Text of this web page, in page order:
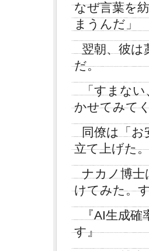
なぜ言葉を
まうんだ」
翌朝、彼は
だ。
「すまな
かせてみて
同僚は「
立て上げた。
ナカノ博士
けてみた。
『AI生成
す』